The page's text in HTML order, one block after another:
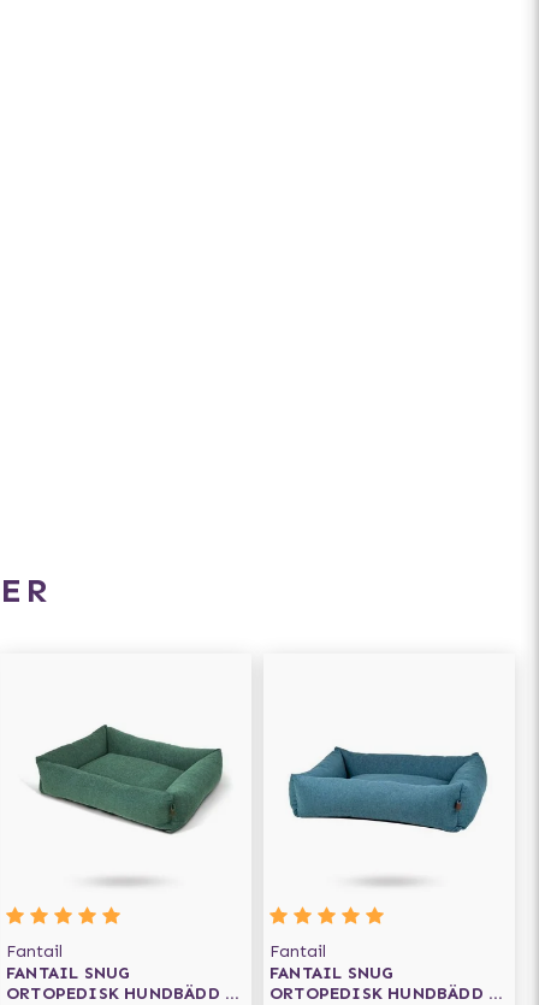
Fantail
FANTAIL SNUG
ORTOPEDISK HUNDBÄDD -
Fantail
FANTAIL SNUG
ORTOPEDISK HUNDBÄDD -